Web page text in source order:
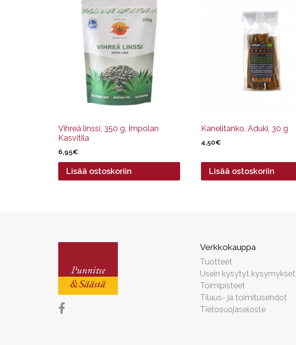
Vihreä linssi, 350 g, Impolan
Kasvitila
6,95€
Lisää ostoskoriin
Kanelitanko, Aduki, 30 g
4,50€
Lisää ostoskoriin
Verkkokauppa
Tuotteet
Usein kysytyt kysymykset
Toimipisteet
Tilaus- ja toimitusehdot
Tietosuojaseloste